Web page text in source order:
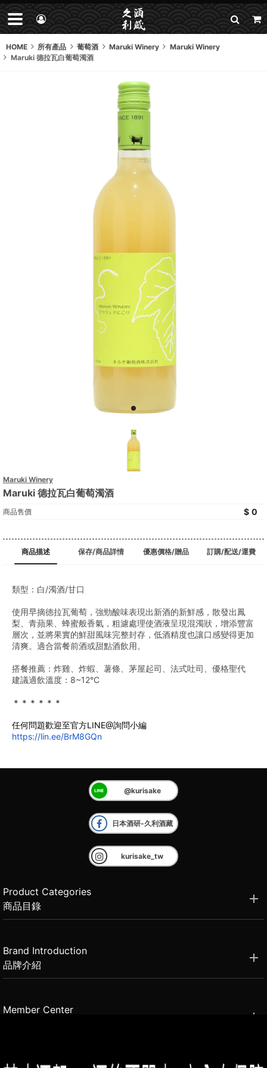
HOME 所有產品 葡萄酒 Maruki Winery
Maruki Winery
Maruki 德拉瓦白葡萄濁酒
Maruki Winery
Maruki 德拉瓦白葡萄濁酒
商品售價 0
商品描述 保存/商品詳情 優惠價格/贈品 訂購/配送/運費
類型：白/濁酒/甘口
使用早摘德拉瓦葡萄，強勁酸味表現出新酒的新鮮感，散發出鳳
梨、青蘋果、蜂蜜般香氣，粗濾處理使酒液呈現混濁狀，增添豐富
層次，並將果實的鮮甜風味完整封存，低酒精度也讓口感變得更加
清爽。適合當餐前酒或甜點酒飲用。
搭餐推薦：炸雞、炸蝦、薯條、茅屋起司、法式吐司、優格聖代
建議適飲溫度：8~12°C
＊＊＊＊＊＊
任何問題歡迎至官方LINE@詢問小編
https://lin.ee/BrM8GQn
@kurisake
日本酒研-久利酒藏
kurisake_tw
Product Categories
商品目錄
Brand Introduction
品牌介紹
Member Center